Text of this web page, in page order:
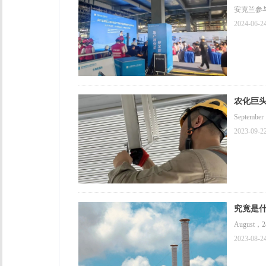
安克兰参
2024-06-
农化巨
2023-09-
究竟是
August，
2023-08-